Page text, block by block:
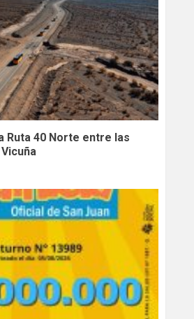
Ruta 40 Norte entre las